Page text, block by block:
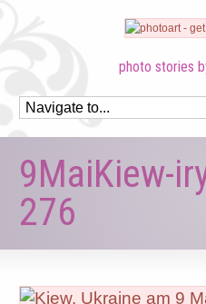
photo stories
9MaiKiew-
276